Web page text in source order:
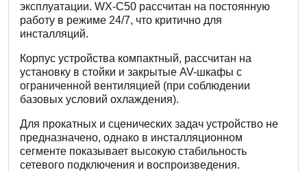
эксплуатации. WX-C50 рассчитан на постоянную
работу в режиме 24/7, что критично для
инсталляций.
Корпус устройства компактный, рассчитан на
установку в стойки и закрытые AV-шкафы с
ограниченной вентиляцией (при соблюдении
базовых условий охлаждения).
Для прокатных и сценических задач устройство не
предназначено, однако в инсталляционном
сегменте показывает высокую стабильность
сетевого подключения и воспроизведения.